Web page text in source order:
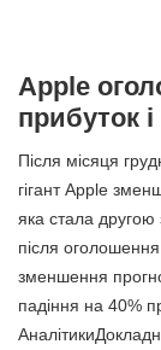
Apple
прибуток
Після місяця
гігант Apple
яка стала другою
після
зменшення
падіння на 40%